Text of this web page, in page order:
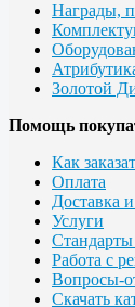
Награды,
Золотой
Помощь
Как
Оплата
Доставка
Услуги
Работа с
Вопросы-
Скачать